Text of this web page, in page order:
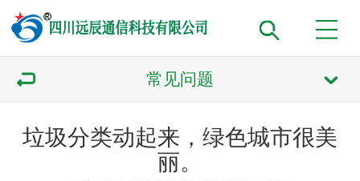
常见问题
垃圾分类动起来，绿色城市很美
丽。